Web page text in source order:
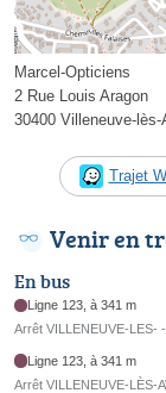
Marcel-Opticiens
2 Rue Louis Aragon
30400 Villeneuve-lès-
Trajet
Venir en
En bus
Ligne 123, à 341 m
Arrêt VILLENEUVE-LES-
Ligne 123, à 341 m
Arrêt VILLENEUVE-LÈS-